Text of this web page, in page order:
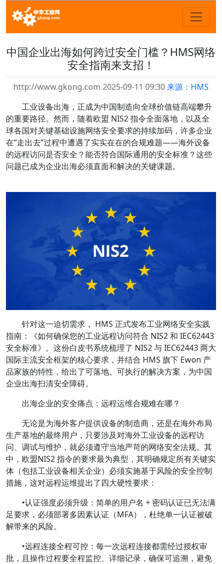
中国企业出海如何跨过安全门槛？HMS网络
安全指南来支招！
http://www.gkong.com 2025-09-11 09:30来源：HMS
工业设备出海，正成为中国制造向全球价值链高端攀升
的重要路径。然而，随着欧盟 NIS2 指令全面落地，以及全
球各国对关键基础设施网络安全要求的持续加码，许多企业
在“走出去”过程中遭遇了实实在在的合规难题——海外设备
的远程访问是否安全？能否符合国际通用的安全标准？这些
问题已成为企业出海必须直面和解决的关键课题。
针对这一迫切需求， HMS 正式发布工业网络安全实践
指南：《如何确保您的工业远程访问符合 NIS2 和 IEC62443
安全标准》。这份白皮书系统梳理了 NIS2 与 IEC62443 两大
国际主流安全框架的核心要求，并结合 HMS 旗下 Ewon 产
品家族的特性，给出了可落地、可执行的解决方案，为中国
企业出海扫清安全障碍。
出海企业的安全痛点：远程运维合规难在哪？
无论是为海外客户提供设备的制造商，还是在海外布局
生产基地的最终用户，只要涉及对海外工业设备的远程访
问、调试与维护，就必须遵守当地严苛的网络安全法规。其
中，欧盟NIS2 指令的要求最为典型，其明确规定所有关键实
体（包括工业设备相关企业）必须实施基于风险的安全控制
措施，这对远程运维提出了四大硬性要求：
•认证强度必须升级：简单的用户名 + 密码认证已无法满
足要求，必须部署多因素认证（MFA），杜绝单一认证被破
解带来的风险。
•远程连接全程可控：每一次远程连接都需经过授权审
批，且操作过程要全程监控、详细记录，确保可追溯，避免